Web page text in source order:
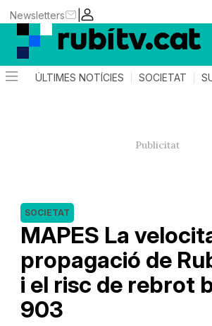
|
Newsletters
ÚLTIMES NOTÍCIES SOCIETAT
MAPES La
propagació de
i el risc de rebrot
903
SOCIETAT